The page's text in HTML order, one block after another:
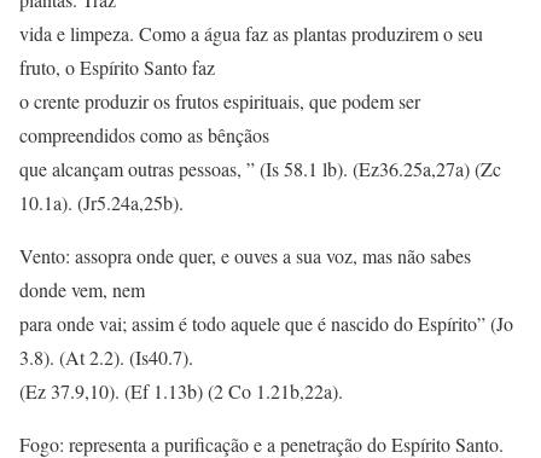
vida e limpeza. Como a água faz as plantas produzirem o seu
fruto, o Espírito Santo faz
o crente produzir os frutos espirituais, que podem ser
compreendidos como as bênçãos
que alcançam outras pessoas, ” (Is 58.1 lb). (Ez36.25a,27a) (Zc
10.1a). (Jr5.24a,25b).
Vento: assopra onde quer, e ouves a sua voz, mas não sabes
donde vem, nem
para onde vai; assim é todo aquele que é nascido do Espírito” (Jo
3.8). (At 2.2). (Is40.7).
(Ez 37.9,10). (Ef 1.13b) (2 Co 1.21b,22a).
Fogo: representa a purificação e a penetração do Espírito Santo.